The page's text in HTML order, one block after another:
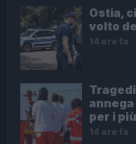
Ostia,
volto
14 ore fa
per i
14 ore fa